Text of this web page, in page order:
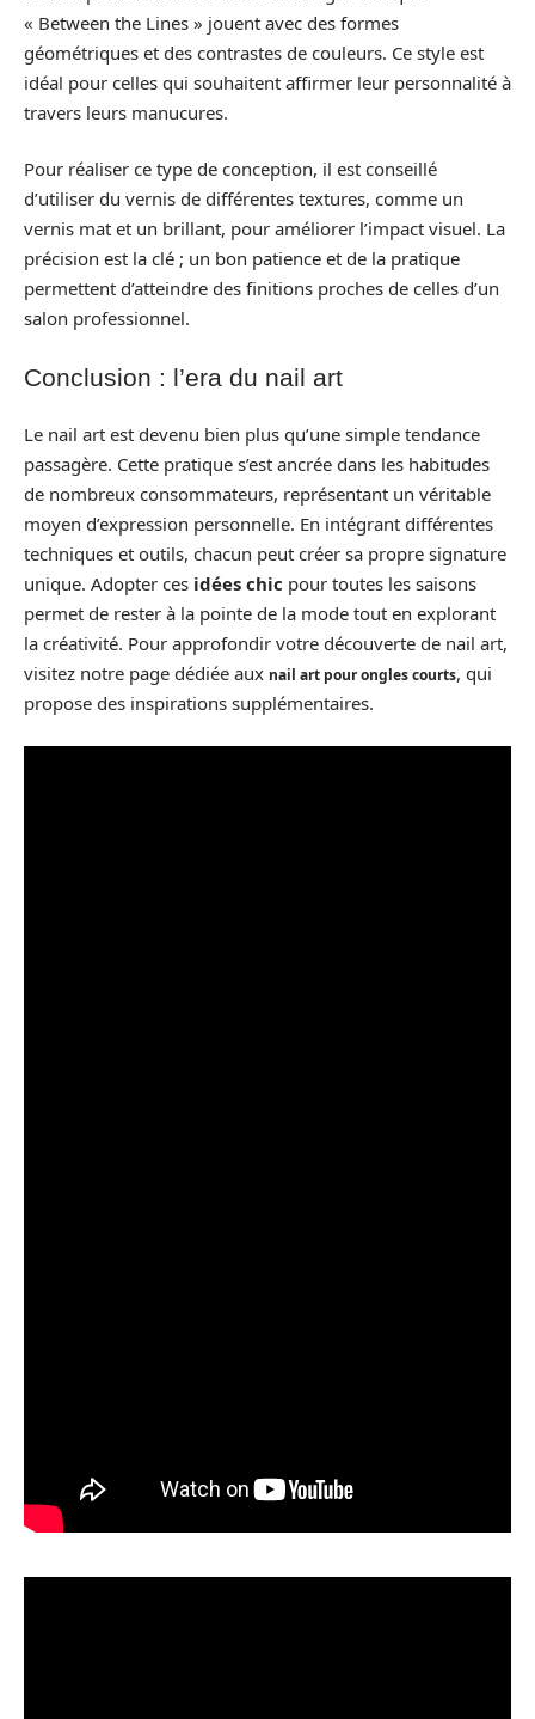
« Between the Lines » jouent avec des formes
géométriques et des contrastes de couleurs. Ce style est
idéal pour celles qui souhaitent affirmer leur personnalité à
travers leurs manucures.
Pour réaliser ce type de conception, il est conseillé
d’utiliser du vernis de différentes textures, comme un
vernis mat et un brillant, pour améliorer l’impact visuel. La
précision est la clé ; un bon patience et de la pratique
permettent d’atteindre des finitions proches de celles d’un
salon professionnel.
Conclusion : l’era du nail art
Le nail art est devenu bien plus qu’une simple tendance
passagère. Cette pratique s’est ancrée dans les habitudes
de nombreux consommateurs, représentant un véritable
moyen d’expression personnelle. En intégrant différentes
techniques et outils, chacun peut créer sa propre signature
unique. Adopter ces idées chic pour toutes les saisons
permet de rester à la pointe de la mode tout en explorant
la créativité. Pour approfondir votre découverte de nail art,
visitez notre page dédiée aux nail art pour ongles courts, qui
propose des inspirations supplémentaires.